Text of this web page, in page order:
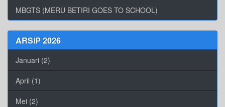
MBGTS (MERU BETIRI GOES TO SCHOOL)
ARSIP 2026
Januari (2)
April (1)
Mei (2)